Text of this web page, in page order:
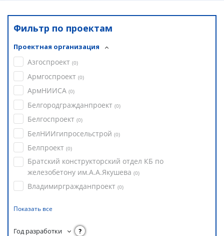
Фильтр по проектам
Проектная организация
Азгоспроект (0)
Армгоспроект (0)
АрмНИИСА (0)
Белгородгражданпроект (0)
Белгоспроект (0)
БелНИИгипросельстрой (0)
Белпроект (0)
Братский конструкторский отдел КБ по
железобетону им.А.А.Якушева (0)
Владимиргражданпроект (0)
Показать все
Год разработки ?